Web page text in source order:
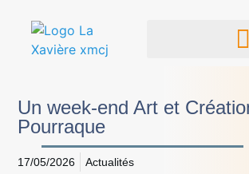
Un week-end Art et
Pourraque
17/05/2026 Actualités